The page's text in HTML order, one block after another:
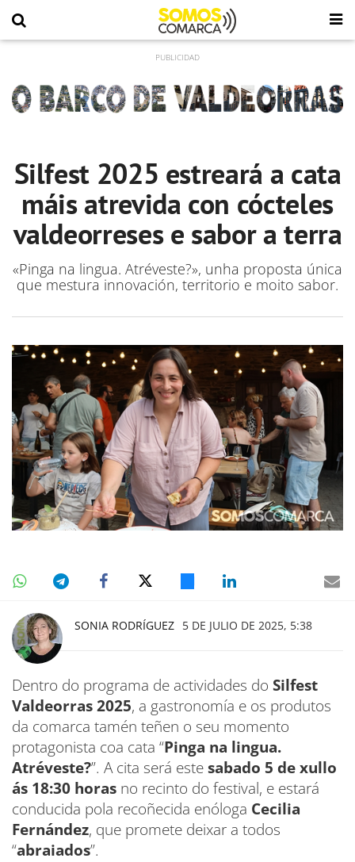
Silfest 2025 estreará a cata
máis atrevida con cócteles
valdeorreses e sabor a terra
«Pinga na lingua. Atréveste?», unha proposta única
que mestura innovación, territorio e moito sabor.
SONIA RODRÍGUEZ 5 DE JULIO DE 2025, 5:38
Dentro do programa de actividades do Silfest
Valdeorras 2025, a gastronomía e os produtos
da comarca tamén teñen o seu momento
protagonista coa cata “Pinga na lingua.
Atréveste?”. A cita será estesabado 5 de xullo
ás 18:30 horas no recinto do festival, e estará
conducida pola recoñecida enóloga Cecilia
Fernández, que promete deixar a todos
“abraiados”.